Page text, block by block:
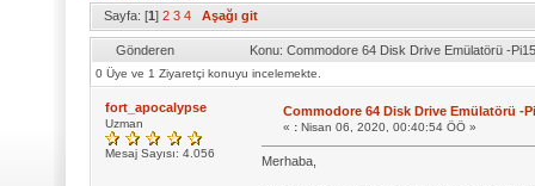
Sayfa: [1] 2 3 4 Aşağı git
Gönderen Konu: Commodore 64 Disk Drive Emülatörü -
0 Üye ve 1 Ziyaretçi konuyu incelemekte.
fort_apocalypse
Uzman
Mesaj Sayısı: 4.056
Commodore 64 Disk Drive Emülatörü -
« :Nisan 06, 2020, 00:40:54 ÖÖ »
Merhaba,